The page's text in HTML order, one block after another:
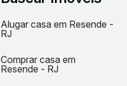
Alugar casa em Resende -
RJ
Comprar casa em
Resende - RJ